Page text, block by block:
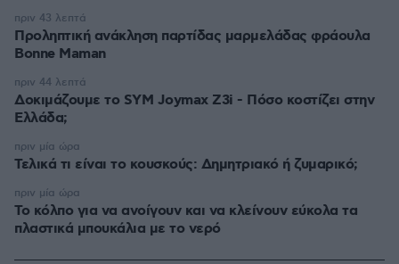
Προληπτική ανάκληση παρτίδας μαρμελάδας φράουλα
Bonne Maman
πριν 43 λεπτά
Δοκιμάζουμε το SYM Joymax Z3i - Πόσο κοστίζει στην
Ελλάδα;
πριν 44 λεπτά
Τελικά τι είναι το κουσκούς: Δημητριακό ή ζυμαρικό;
πριν μία ώρα
Το κόλπο για να ανοίγουν και να κλείνουν εύκολα τα
πλαστικά μπουκάλια με το νερό
πριν μία ώρα